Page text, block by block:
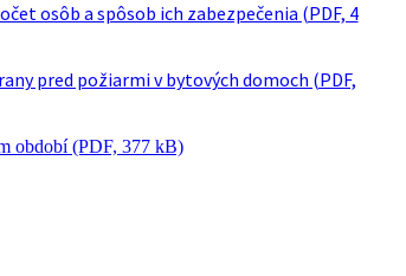
osôb a spôsob ich zabezpečenia (PDF, 4
pred požiarmi v bytových domoch (PDF,
období (PDF, 377 kB)